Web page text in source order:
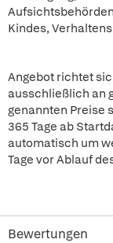
Kindes,
Angebot richtet
ausschließlich an
genannten Preise
365 Tage ab
automatisch um
Tage vor Ablauf
Bewertungen